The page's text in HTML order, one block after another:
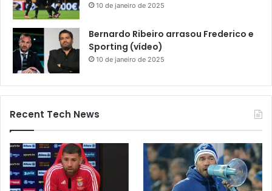
10 de janeiro de 2025
Bernardo Ribeiro arrasou Frederico e
Sporting (vídeo)
10 de janeiro de 2025
Recent Tech News